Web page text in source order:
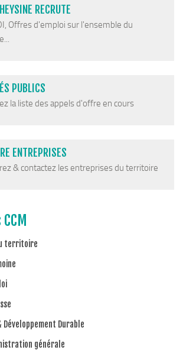
social
Théatre
actions FESTINS 2025-2027
faciles
RECRUTE
Offres d'emploi sur l'ensemble du
PUBLICS
la liste des appels d'offre en cours
ENTREPRISES
& contactez les entreprises du territoire
territoire
Développement Durable
générale